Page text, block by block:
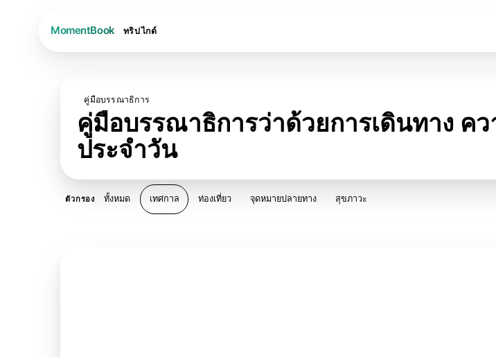
ทริปไกด์
คู่มือบรรณาธิการ
คู่มือบรรณาธิการว่าด้วยการเดินทาง ค
ประจำวัน
ตัวกรอง ทั้งหมด เทศกาล ท่องเที่ยว จุดหมายปลายทาง สุขภาวะ